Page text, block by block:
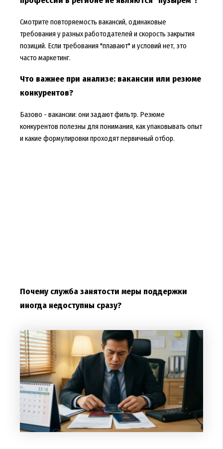
Смотрите повторяемость вакансий, одинаковые
требования у разных работодателей и скорость закрытия
позиций. Если требования "плавают" и условий нет, это
часто маркетинг.
Что важнее при анализе: вакансии или резюме
конкурентов?
Базово - вакансии: они задают фильтр. Резюме
конкурентов полезны для понимания, как упаковывать опыт
и какие формулировки проходят первичный отбор.
Почему служба занятости меры поддержки
иногда недоступны сразу?